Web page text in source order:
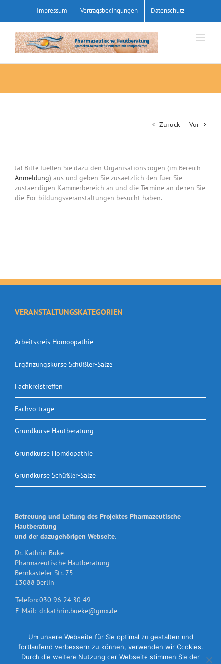
springen
Impressum Vertragsbedingungen Datenschutz
Zurück Vor
Ja! Bitte fuellen Sie dazu den Organisationsbogen (im Bereich
Anmeldung) aus und geben Sie zusaetzlich den fuer Sie
zustaendigen Kammerbereich an und die Termine an denen Sie
die Fortbildungsveranstaltungen besucht haben.
VERANSTALTUNGSKATEGORIEN
Arbeitskreis Homöopathie
Ergänzungskurse Schüßler-Salze
Fachkreistreffen
Fachvorträge
Grundkurse Hautberatung
Grundkurse Homöopathie
Grundkurse Schüßler-Salze
Betreuung und Leitung des Projektes Pharmazeutische
Hautberatung
und der dazugehörigen Webseite.
Dr. Kathrin Büke
Pharmazeutische Hautberatung
Bernkasteler Str. 75
13088 Berlin
Telefon:030 96 24 80 49
E-Mail: dr.kathrin.bueke@gmx.de
Um unsere Webseite für Sie optimal zu gestalten und
fortlaufend verbessern zu können, verwenden wir Cookies.
Durch die weitere Nutzung der Webseite stimmen Sie der